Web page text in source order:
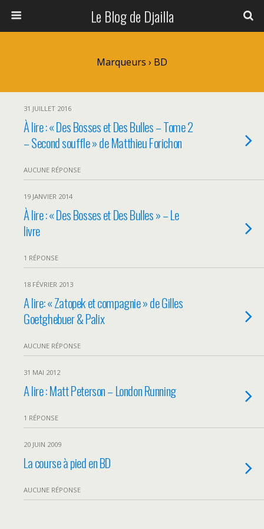
Le Blog de Djailla
Marqueurs › BD
31 JUILLET 2016
À lire : « Des Bosses et Des Bulles – Tome 2
– Second souffle » de Matthieu Forichon
AUCUNE RÉPONSE
19 JANVIER 2014
À lire : « Des Bosses et Des Bulles » – Le
livre
1 RÉPONSE
18 FÉVRIER 2013
A lire: « Zatopek et compagnie » de Gilles
Goetghebuer & Palix
AUCUNE RÉPONSE
31 MAI 2012
A lire : Matt Peterson – London Running
1 RÉPONSE
20 JUIN 2009
La course à pied en BD
AUCUNE RÉPONSE